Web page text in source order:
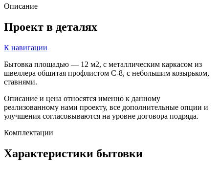
Описание
Проект в деталях
К навигации
Бытовка площадью — 12 м2, с металлическим каркасом из
швеллера обшитая профлистом С-8, с небольшим козырьком,
ставнями.
Описание и цена относятся именно к данному
реализованному нами проекту, все дополнительные опции и
улучшения согласовываются на уровне договора подряда.
Комплектации
Характеристики бытовки